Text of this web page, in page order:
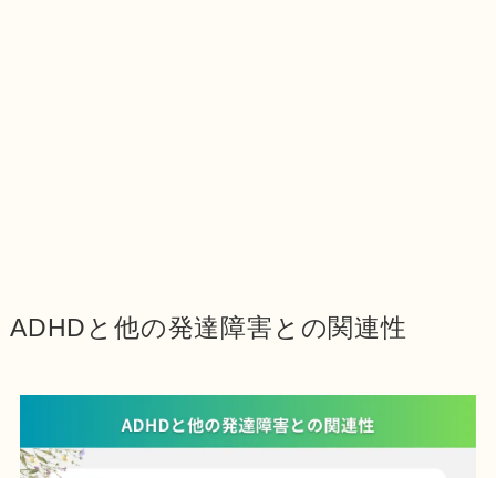
ADHDと他の発達障害との関連性